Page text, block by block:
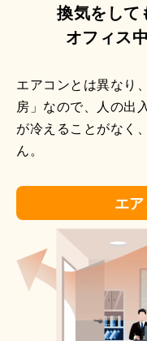
換気をして
オフィス
エアコンとは異なり
房」なので、人の出
が冷えることがなく
ん。
エ